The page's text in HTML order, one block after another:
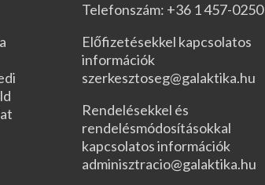
Telefonszám: +36 1 457-0250
Előfizetésekkel kapcsolatos
információk
szerkesztoseg@galaktika.hu
Rendelésekkel és
rendelésmódosításokkal
kapcsolatos információk
adminisztracio@galaktika.hu